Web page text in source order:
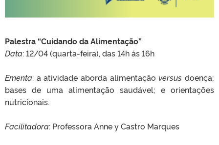
Palestra “Cuidando da Alimentação”
Data: 12/04 (quarta-feira), das 14h às 16h
Ementa: a atividade aborda alimentação versus doença;
bases de uma alimentação saudável; e orientações
nutricionais.
Facilitadora: Professora Anne y Castro Marques